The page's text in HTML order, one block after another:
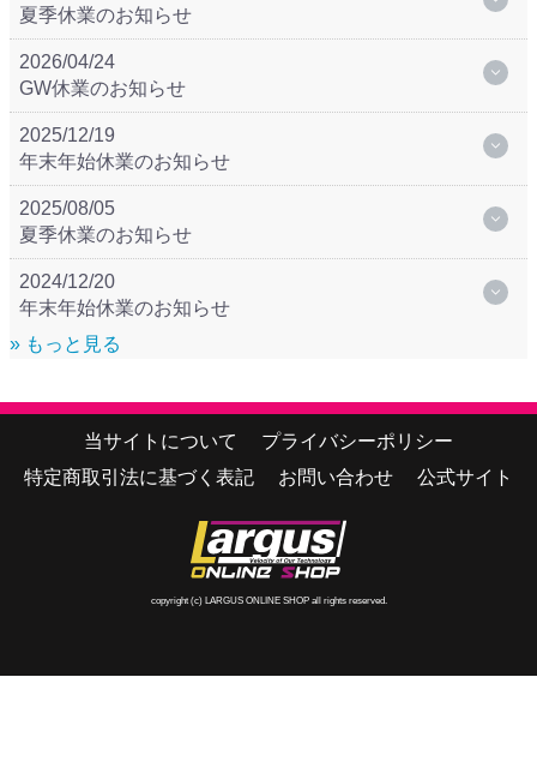
夏季休業のお知らせ
2026/04/24
GW休業のお知らせ
2025/12/19
年末年始休業のお知らせ
2025/08/05
夏季休業のお知らせ
2024/12/20
年末年始休業のお知らせ
» もっと見る
当サイトについて
プライバシーポリシー
特定商取引法に基づく表記
お問い合わせ 公式サイト
copyright (c) LARGUS ONLINE SHOP all rights reserved.